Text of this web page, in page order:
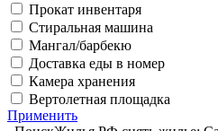
Прокат инвентаря
Стиральная машина
Мангал/барбекю
Доставка еды в номер
Камера хранения
Вертолетная площадка
Применить